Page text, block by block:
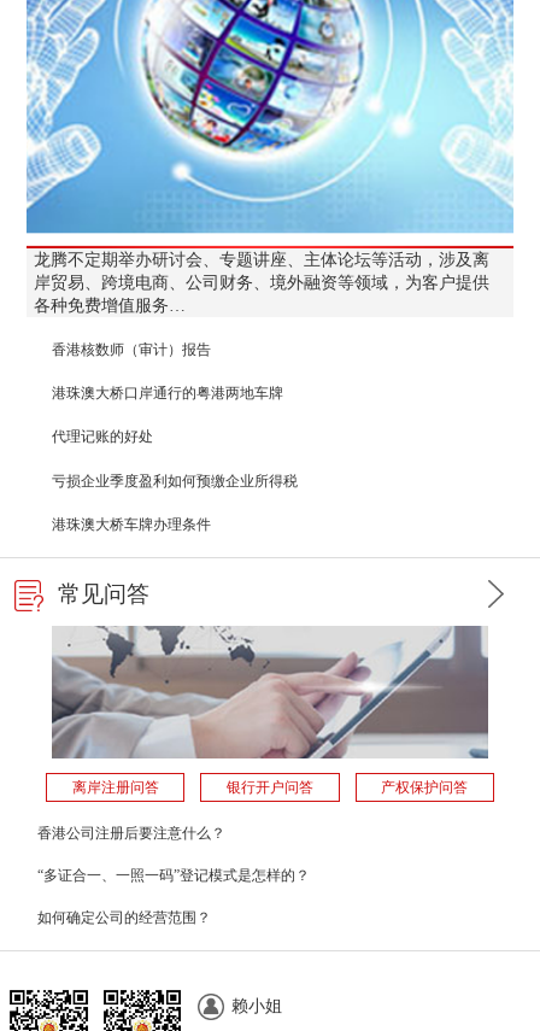
龙腾不定期举办研讨会、专题讲座、主体论坛等活动，涉及离
岸贸易、跨境电商、公司财务、境外融资等领域，为客户提供
各种免费增值服务…
香港核数师（审计）报告
港珠澳大桥口岸通行的粤港两地车牌
代理记账的好处
亏损企业季度盈利如何预缴企业所得税
港珠澳大桥车牌办理条件
常见问答
离岸注册问答 银行开户问答 产权保护问答
香港公司注册后要注意什么？
“多证合一、一照一码”登记模式是怎样的？
如何确定公司的经营范围？
赖小姐